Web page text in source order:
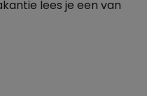
lees je een van